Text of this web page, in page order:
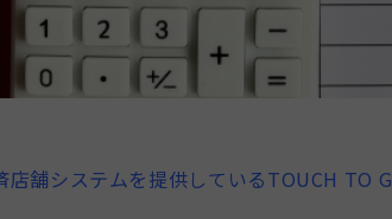
店舗システムを提供しているTOUCH TO